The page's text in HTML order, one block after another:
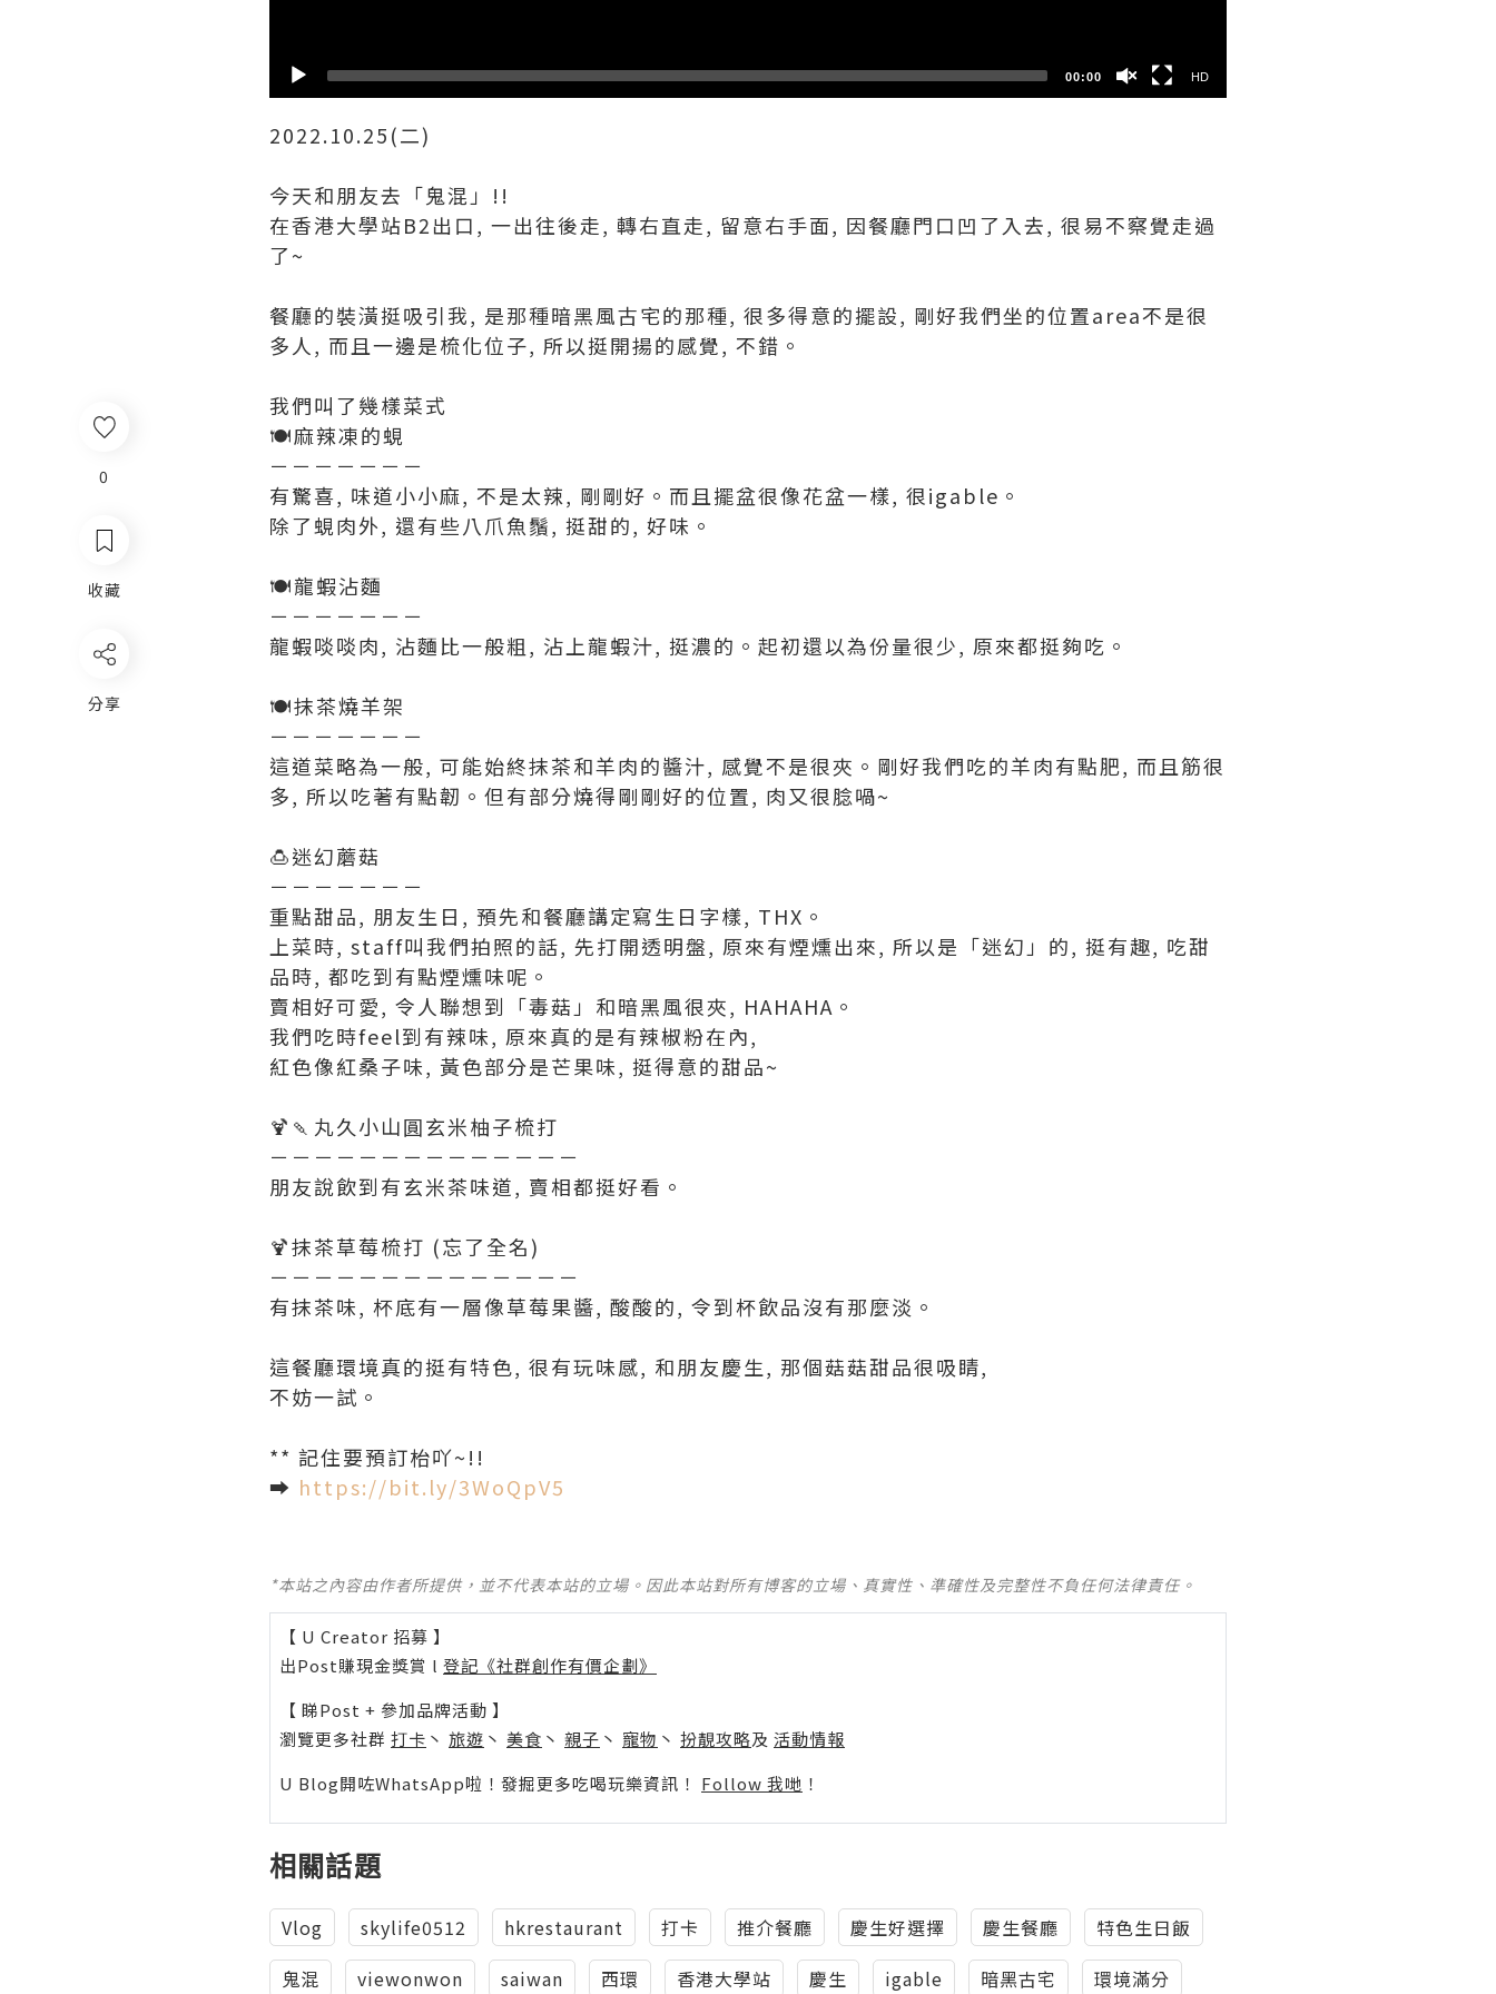
0
收藏
分享
00:00 HD
2022.10.25(二)
今天和朋友去「鬼混」!!
在香港大學站B2出口, 一出往後走, 轉右直走, 留意右手面, 因餐廳門口凹了入去, 很易不察覺走過
了~
餐廳的裝潢挺吸引我, 是那種暗黑風古宅的那種, 很多得意的擺設, 剛好我們坐的位置area不是很
多人, 而且一邊是梳化位子, 所以挺開揚的感覺, 不錯。
我們叫了幾樣菜式
🍽️麻辣凍的蜆
－－－－－－－
有驚喜, 味道小小麻, 不是太辣, 剛剛好。而且擺盆很像花盆一樣, 很igable。
除了蜆肉外, 還有些八爪魚鬚, 挺甜的, 好味。
🍽️龍蝦沾麵
－－－－－－－
龍蝦啖啖肉, 沾麵比一般粗, 沾上龍蝦汁, 挺濃的。起初還以為份量很少, 原來都挺夠吃。
🍽️抹茶燒羊架
－－－－－－－
這道菜略為一般, 可能始終抹茶和羊肉的醬汁, 感覺不是很夾。剛好我們吃的羊肉有點肥, 而且筋很
多, 所以吃著有點韌。但有部分燒得剛剛好的位置, 肉又很腍喎~
🍮迷幻蘑菇
－－－－－－－
重點甜品, 朋友生日, 預先和餐廳講定寫生日字樣, THX。
上菜時, staff叫我們拍照的話, 先打開透明盤, 原來有煙燻出來, 所以是「迷幻」的, 挺有趣, 吃甜
品時, 都吃到有點煙燻味呢。
賣相好可愛, 令人聯想到「毒菇」和暗黑風很夾, HAHAHA。
我們吃時feel到有辣味, 原來真的是有辣椒粉在內,
紅色像紅桑子味, 黃色部分是芒果味, 挺得意的甜品~
🍹🍡丸久小山圓玄米柚子梳打
－－－－－－－－－－－－－－
朋友說飲到有玄米茶味道, 賣相都挺好看。
🍹抹茶草莓梳打 (忘了全名)
－－－－－－－－－－－－－－
有抹茶味, 杯底有一層像草莓果醬, 酸酸的, 令到杯飲品沒有那麼淡。
這餐廳環境真的挺有特色, 很有玩味感, 和朋友慶生, 那個菇菇甜品很吸睛,
不妨一試。
** 記住要預訂枱吖~!!
➡️ https://bit.ly/3WoQpV5
*本站之內容由作者所提供，並不代表本站的立場。因此本站對所有博客的立場、真實性、準確性及完整性不負任何法律責任。
【 U Creator 招募 】
出Post賺現金獎賞 l 登記《社群創作有價企劃》
【 睇Post + 參加品牌活動 】
瀏覽更多社群 打卡 丶 旅遊 丶 美食 丶 親子 丶 寵物 丶 扮靚攻略及 活動情報
U Blog開咗WhatsApp啦！發掘更多吃喝玩樂資訊！ Follow 我哋 ！
相關話題
Vlog skylife0512 hkrestaurant 打卡 推介餐廳 慶生好選擇 慶生餐廳
特色生日飯
鬼混
viewonwon saiwan 西環 香港大學站 慶生 igable 暗黑古宅 環境滿分